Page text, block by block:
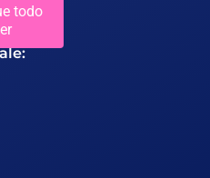
todo